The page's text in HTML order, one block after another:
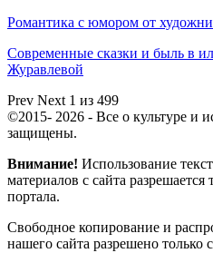
Романтика с юмором от
Современные сказки и быль в
Журавлевой
Prev Next 1 из 499
©2015- 2026 - Все о культуре и
защищены.
Внимание! Использование
материалов с сайта разрешается
портала.
Свободное копирование и
нашего сайта разрешено только